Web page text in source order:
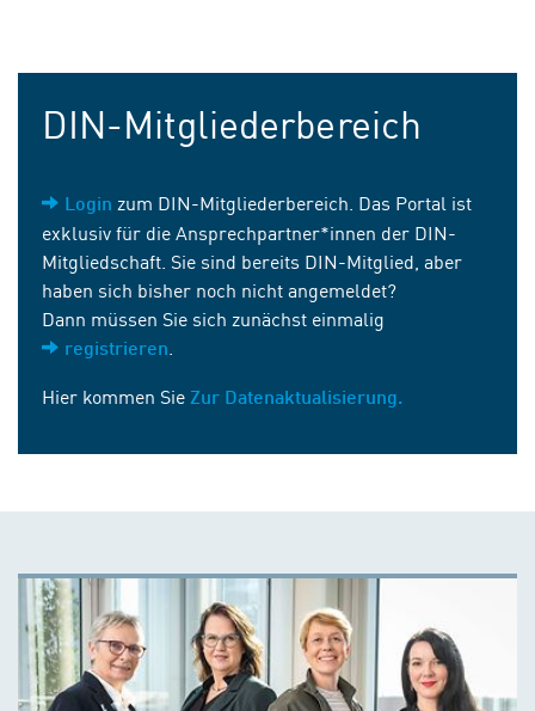
DIN-Mitgliederbereich
Login zum DIN-Mitgliederbereich. Das Portal ist
exklusiv für die Ansprechpartner*innen der DIN-
Mitgliedschaft. Sie sind bereits DIN-Mitglied, aber
haben sich bisher noch nicht angemeldet?
Dann müssen Sie sich zunächst einmalig
registrieren
Hier kommen Sie Zur Datenaktualisierung.